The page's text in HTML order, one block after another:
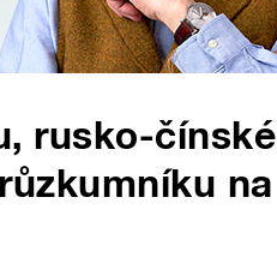
rusko-čínské
na